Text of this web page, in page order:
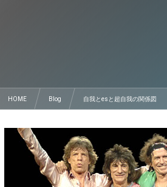
HOME Blog 自我とesと超自我の関係図